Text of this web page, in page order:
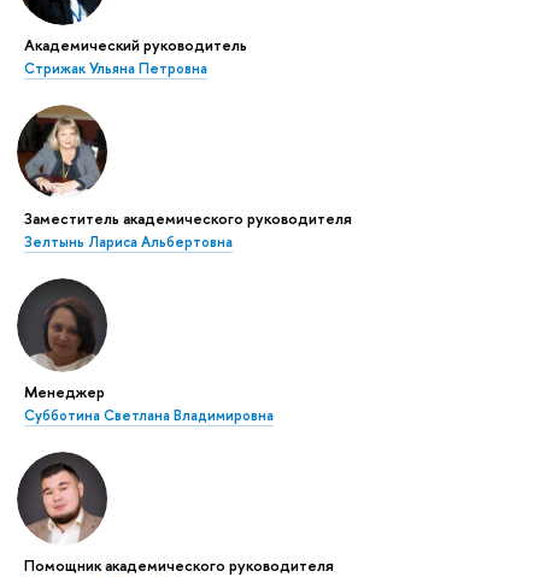
Академический руководитель
Стрижак Ульяна Петровна
Заместитель академического руководителя
Зелтынь Лариса Альбертовна
Менеджер
Субботина Светлана Владимировна
Помощник академического руководителя